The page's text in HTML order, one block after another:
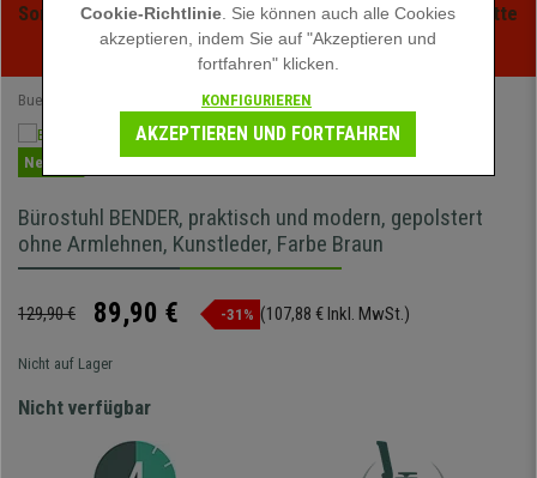
Sommerschlussverauf bei buerstuhlpro! Exklusive Rabatte
für kurze Zeit - Aktion ansehen -
Buerostuhlpro Drehstühle
Neuheit
Bürostuhl BENDER, praktisch und modern, gepolstert
ohne Armlehnen, Kunstleder, Farbe Braun
129,90 € 89,90 € -31% (107,88 € Inkl. MwSt.)
Nicht auf Lager
Nicht verfügbar
Cookie-Richtlinie . Sie können auch alle Cookies
akzeptieren, indem Sie auf "Akzeptieren und
fortfahren" klicken.
KONFIGURIEREN
AKZEPTIEREN UND FORTFAHREN